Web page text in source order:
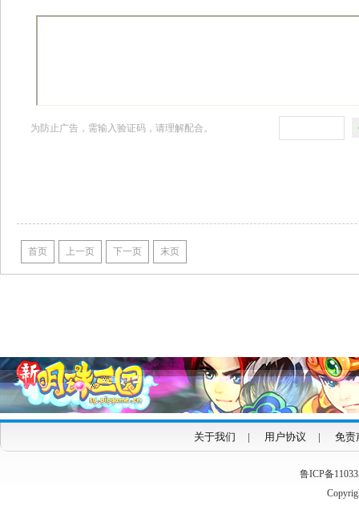
为防止广告，需输入验证码，请理解配合。
首页 上一页 下一页 末页
关于我们 | 用户协议 | 免责
鲁ICP备